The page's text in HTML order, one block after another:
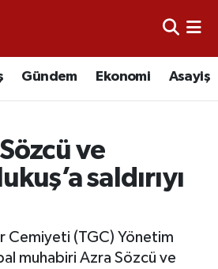
Gündem Ekonomi Asayiş
ve
saldırıyı
Cemiyeti (TGC) Yönetim
muhabiri Azra Sözcü ve
Haritası
Grup Puan Durumu ve Fikstür